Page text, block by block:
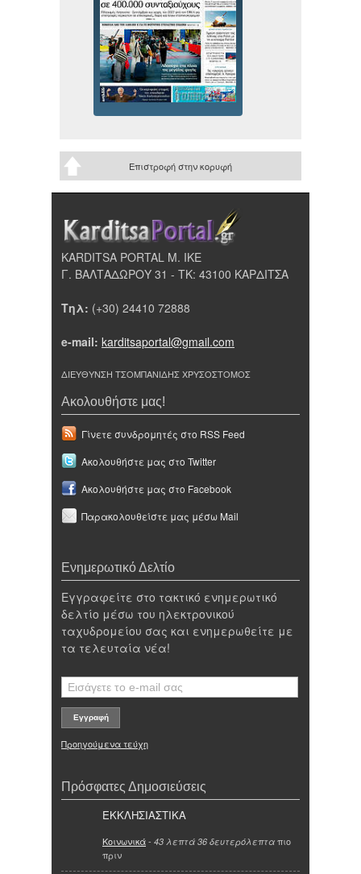
Επιστροφή στην κορυφή
KARDITSA PORTAL Μ. ΙΚΕ
Γ. ΒΑΛΤΑΔΩΡΟΥ 31 - ΤΚ: 43100 ΚΑΡΔΙΤΣΑ
Τηλ: (+30) 24410 72888
e-mail: karditsaportal@gmail.com
ΔΙΕΥΘΥΝΣΗ ΤΣΟΜΠΑΝΙΔΗΣ ΧΡΥΣΟΣΤΟΜΟΣ
Ακολουθήστε μας!
Γίνετε συνδρομητές στο RSS Feed
Ακολουθήστε μας στο Twitter
Ακολουθήστε μας στο Facebook
Παρακολουθείστε μας μέσω Mail
Ενημερωτικό Δελτίο
Εγγραφείτε στο τακτικό ενημερωτικό
δελτίο μέσω του ηλεκτρονικού
ταχυδρομείου σας και ενημερωθείτε με
τα τελευταία νέα!
Προηγούμενα τεύχη
Πρόσφατες Δημοσιεύσεις
ΕΚΚΛΗΣΙΑΣΤΙΚΑ
Κοινωνικά- 43 λεπτά 36 δευτερόλεπτα πιο
πριν